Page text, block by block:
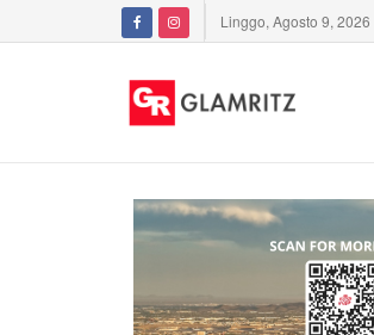
Linggo, Agosto 9, 2026